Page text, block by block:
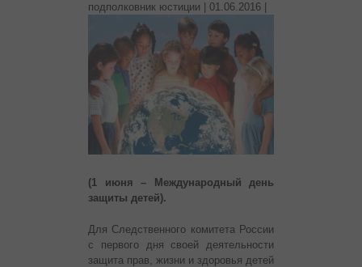
подполковник юстиции | 01.06.2016
(1 июня – Международный день
защиты детей).
Для Следственного комитета России
с первого дня своей деятельности
защита прав, жизни и здоровья детей